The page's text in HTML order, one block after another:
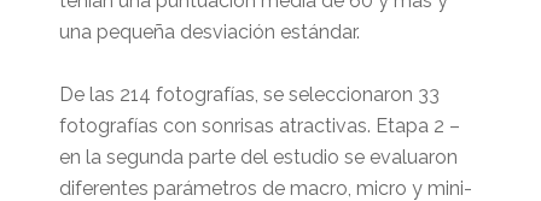
una pequeña desviación estándar.
De las 214 fotografías, se seleccionaron 33
fotografías con sonrisas atractivas. Etapa 2 –
en la segunda parte del estudio se evaluaron
diferentes parámetros de macro, micro y mini-